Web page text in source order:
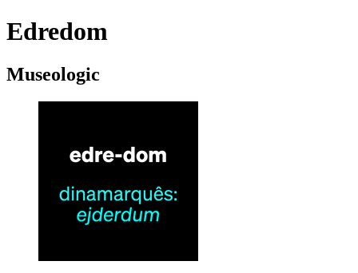
Edredom
Museologic